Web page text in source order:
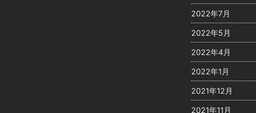
2022年7月
2022年5月
2022年4月
2022年1月
2021年12月
2021年11月